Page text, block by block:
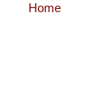
Home